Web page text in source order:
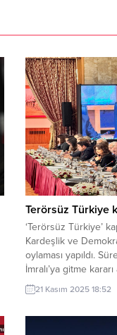
Terörsüz Türkiye
‘Terörsüz Türkiye’
Kardeşlik ve
oylaması yapıldı.
İmralı’ya gitme
Partisi’nin
TİP, EMEP, ‘evet’
21 Kasım 2025 18:52